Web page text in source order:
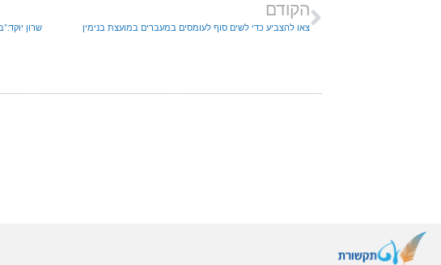
הקודם
צאו להצביע כדי לשים סוף לעומסים במעברים במועצת בנימין